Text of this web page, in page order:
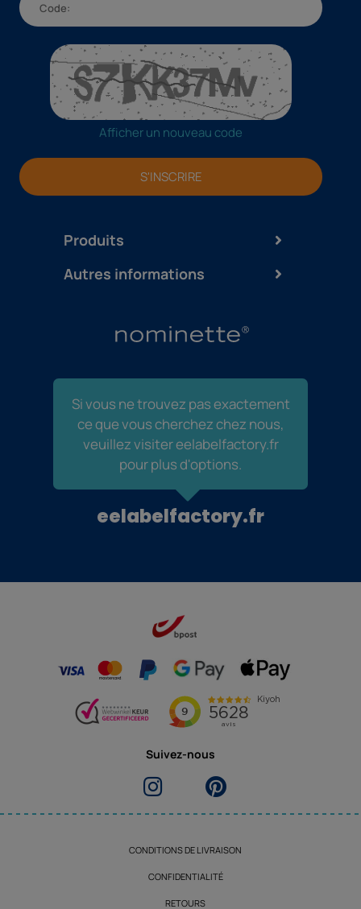
Produits
Afficher un nouveau code
S'INSCRIRE
Autres informations
Si vous ne trouvez pas exactement
ce que vous cherchez chez nous,
veuillez visiter eelabelfactory.fr
pour plus d'options.
eelabelfactory.fr
Suivez-nous
CONDITIONS DE LIVRAISON
CONFIDENTIALITÉ
RETOURS